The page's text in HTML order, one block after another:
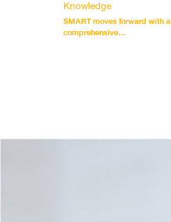
Knowledge
SMART moves forward with a
comprehensive...